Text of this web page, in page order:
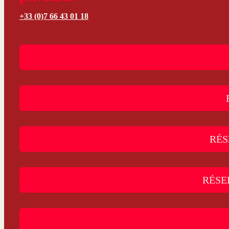
+33 (0)7 66 43 01 18